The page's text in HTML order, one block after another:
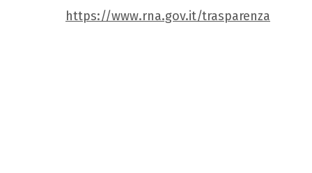
https://www.rna.gov.it/trasparenza